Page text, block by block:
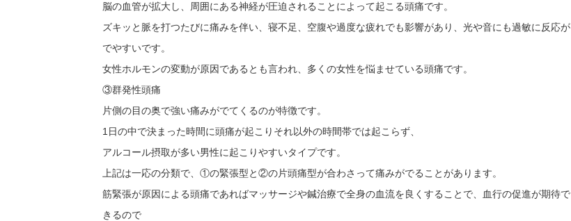
脳の血管が拡大し、周囲にある神経が圧迫されることによって起こる頭痛です。
ズキッと脈を打つたびに痛みを伴い、寝不足、空腹や過度な疲れでも影響があり、光や音にも過敏に反応が
でやすいです。
女性ホルモンの変動が原因であるとも言われ、多くの女性を悩ませている頭痛です。
③群発性頭痛
片側の目の奥で強い痛みがでてくるのが特徴です。
1日の中で決まった時間に頭痛が起こりそれ以外の時間帯では起こらず、
アルコール摂取が多い男性に起こりやすいタイプです。
上記は一応の分類で、①の緊張型と②の片頭痛型が合わさって痛みがでることがあります。
筋緊張が原因による頭痛であればマッサージや鍼治療で全身の血流を良くすることで、血行の促進が期待で
きるので